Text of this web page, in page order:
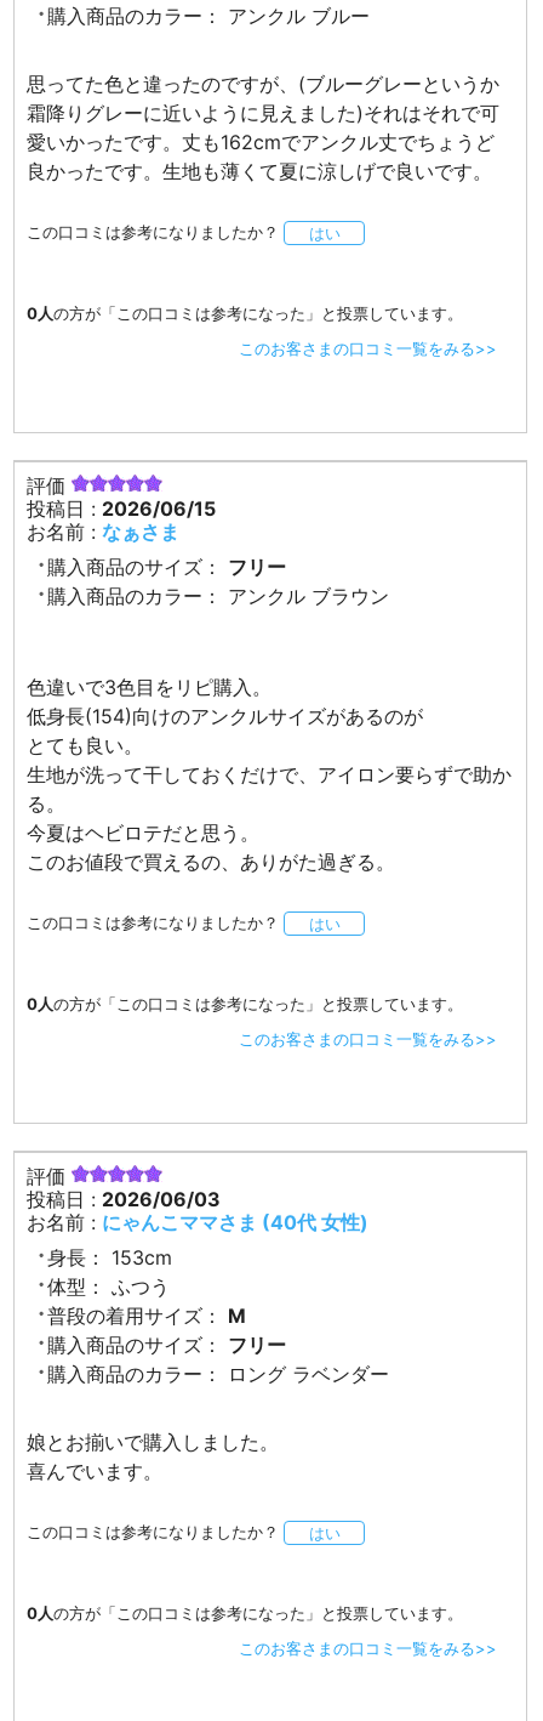
購入商品のカラー：
アンクル ブルー
思ってた色と違ったのですが、(ブルーグレーというか
霜降りグレーに近いように見えました)それはそれで可
愛いかったです。丈も162cmでアンクル丈でちょうど
良かったです。生地も薄くて夏に涼しげで良いです。
この口コミは参考になりましたか？ はい
0人の方が「この口コミは参考になった」と投票しています。
このお客さまの口コミ一覧をみる>>
評価
投稿日 : 2026/06/15
お名前 :なぁさま
購入商品のサイズ：
フリー
購入商品のカラー：
アンクル ブラウン
色違いで3色目をリピ購入。
低身長(154)向けのアンクルサイズがあるのが
とても良い。
生地が洗って干しておくだけで、アイロン要らずで助か
る。
今夏はヘビロテだと思う。
このお値段で買えるの、ありがた過ぎる。
この口コミは参考になりましたか？ はい
0人の方が「この口コミは参考になった」と投票しています。
このお客さまの口コミ一覧をみる>>
評価
投稿日 : 2026/06/03
お名前 : にゃんこママさま (40代 女性)
身長：
153cm
体型：
ふつう
普段の着用サイズ：
M
購入商品のサイズ：
フリー
購入商品のカラー：
ロング ラベンダー
娘とお揃いで購入しました。
喜んでいます。
この口コミは参考になりましたか？ はい
0人の方が「この口コミは参考になった」と投票しています。
このお客さまの口コミ一覧をみる>>